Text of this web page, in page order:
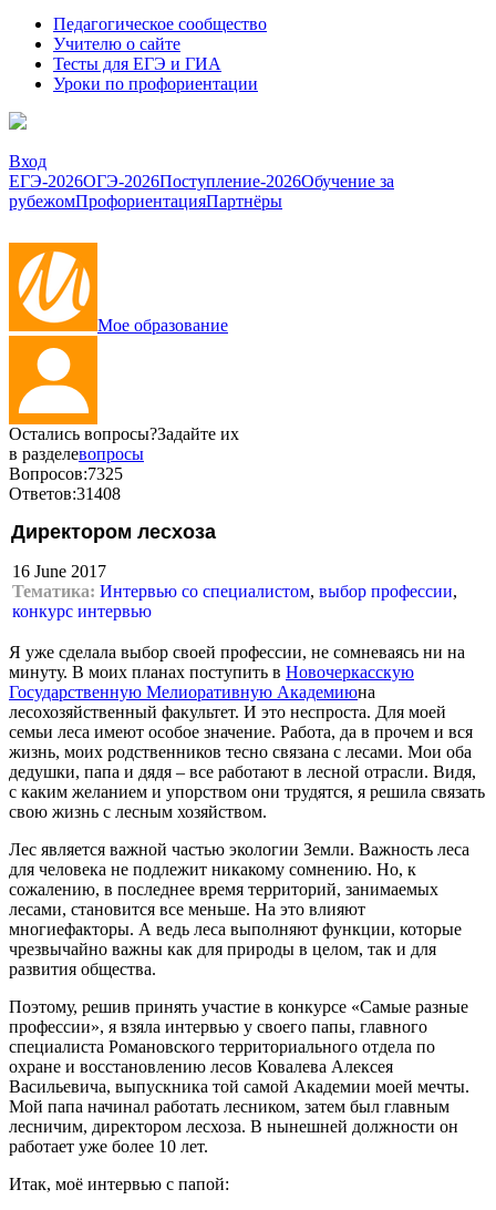
Педагогическое сообщество
Учителю о сайте
Тесты для ЕГЭ и ГИА
Уроки по профориентации
Вход
ЕГЭ-2026ОГЭ-2026Поступление-2026Обучение за
рубежомПрофориентацияПартнёры
Мое образование
Остались вопросы?Задайте их
в разделевопросы
Вопросов:7325
Ответов:31408
Директором лесхоза
16 June 2017
Тематика: Интервью со специалистом, выбор профессии,
конкурс интервью
Я уже сделала выбор своей профессии, не сомневаясь ни на
минуту. В моих планах поступить в Новочеркасскую
Государственную Мелиоративную Академиюна
лесохозяйственный факультет. И это неспроста. Для моей
семьи леса имеют особое значение. Работа, да в прочем и вся
жизнь, моих родственников тесно связана с лесами. Мои оба
дедушки, папа и дядя – все работают в лесной отрасли. Видя,
с каким желанием и упорством они трудятся, я решила связать
свою жизнь с лесным хозяйством.
Лес является важной частью экологии Земли. Важность леса
для человека не подлежит никакому сомнению. Но, к
сожалению, в последнее время территорий, занимаемых
лесами, становится все меньше. На это влияют
многиефакторы. А ведь леса выполняют функции, которые
чрезвычайно важны как для природы в целом, так и для
развития общества.
Поэтому, решив принять участие в конкурсе «Самые разные
профессии», я взяла интервью у своего папы, главного
специалиста Романовского территориального отдела по
охране и восстановлению лесов Ковалева Алексея
Васильевича, выпускника той самой Академии моей мечты.
Мой папа начинал работать лесником, затем был главным
лесничим, директором лесхоза. В нынешней должности он
работает уже более 10 лет.
Итак, моё интервью с папой: